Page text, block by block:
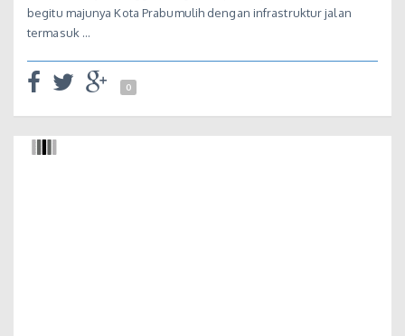
begitu majunya Kota Prabumulih dengan infrastruktur jalan
termasuk …
0